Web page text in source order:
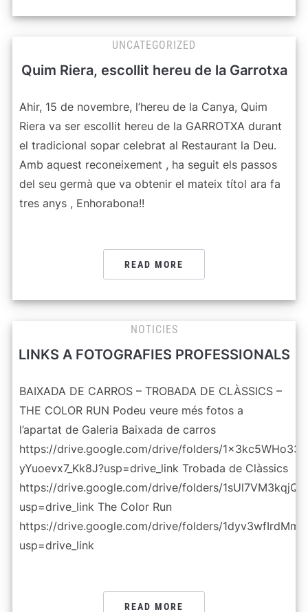
UNCATEGORIZED
Quim Riera, escollit hereu de la Garrotxa
Ahir, 15 de novembre, l’hereu de la Canya, Quim
Riera va ser escollit hereu de la GARROTXA durant
el tradicional sopar celebrat al Restaurant la Deu.
Amb aquest reconeixement , ha seguit els passos
del seu germà que va obtenir el mateix títol ara fa
tres anys , Enhorabona!!
READ MORE
NOTICIES
LINKS A FOTOGRAFIES PROFESSIONALS
BAIXADA DE CARROS – TROBADA DE CLÀSSICS –
THE COLOR RUN Podeu veure més fotos a
l’apartat de Galeria Baixada de carros
https://drive.google.com/drive/folders/
yYuoevx7_Kk8J?usp=drive_link Trobada de Clàssics
https://drive.google.com/drive/folders/
usp=drive_link The Color Run
https://drive.google.com/drive/folders/
usp=drive_link
READ MORE